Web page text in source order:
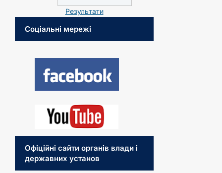
Результати
Соціальні мережі
Офіційні сайти органів влади і
державних установ